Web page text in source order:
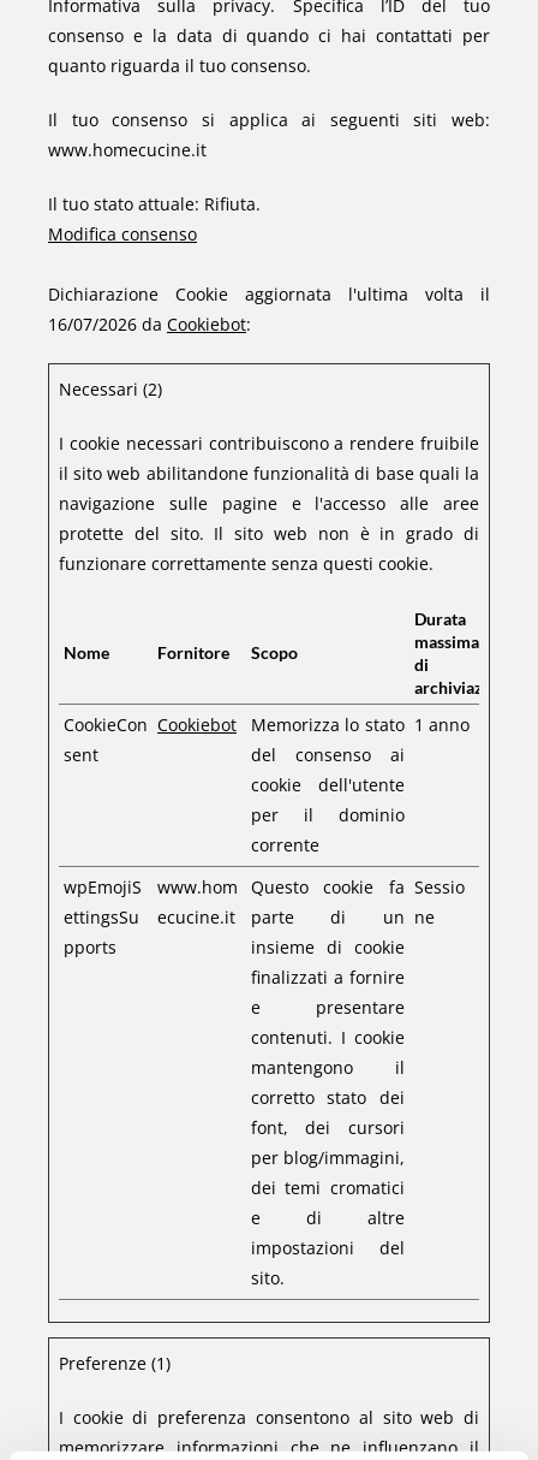
Informativa sulla privacy. Specifica l’ID del tuo
consenso e la data di quando ci hai contattati per
quanto riguarda il tuo consenso.
Il tuo consenso si applica ai seguenti siti web:
www.homecucine.it
Il tuo stato attuale: Rifiuta.
Modifica consenso
Dichiarazione Cookie aggiornata l'ultima volta il
16/07/2026 da Cookiebot:
Necessari (2)
I cookie necessari contribuiscono a rendere fruibile
il sito web abilitandone funzionalità di base quali la
navigazione sulle pagine e l'accesso alle aree
protette del sito. Il sito web non è in grado di
funzionare correttamente senza questi cookie.
Nome Fornitore Scopo
Durata
massima
di
archiviazione
CookieCon
sent
Cookiebot
Memorizza lo stato
del consenso ai
cookie dell'utente
per il dominio
corrente
1 anno
wpEmojiS
ettingsSu
pports
www.hom
ecucine.it
Questo cookie fa
parte di un
insieme di cookie
finalizzati a fornire
e presentare
contenuti. I cookie
mantengono il
corretto stato dei
font, dei cursori
per blog/immagini,
dei temi cromatici
e di altre
impostazioni del
sito.
Sessio
ne
Preferenze (1)
I cookie di preferenza consentono al sito web di
memorizzare informazioni che ne influenzano il